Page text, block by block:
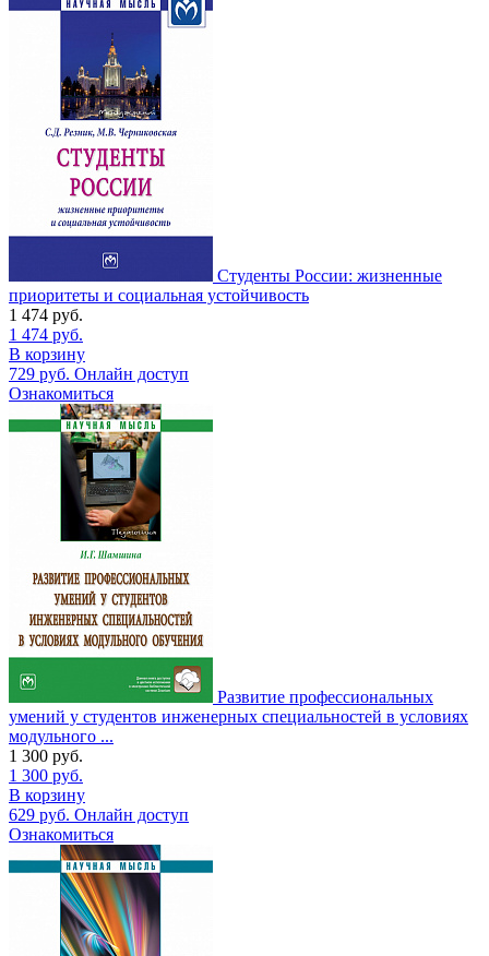
Студенты России: жизненные
приоритеты и социальная устойчивость
1 474 руб.
1 474 руб.
В корзину
729 руб. Онлайн доступ
Ознакомиться
Развитие профессиональных
умений у студентов инженерных специальностей в условиях
модульного ...
1 300 руб.
1 300 руб.
В корзину
629 руб. Онлайн доступ
Ознакомиться